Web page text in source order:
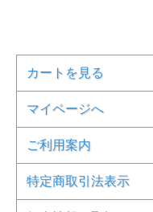
カートを見る
マイページへ
ご利用案内
特定商取引法表示